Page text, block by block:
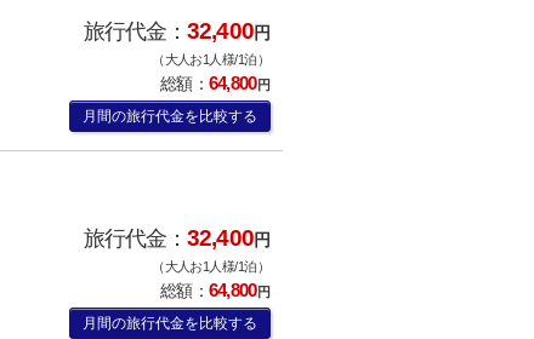
旅行代金：32,400円
（大人お1人様/1泊）
総額： 64,800円
月間の旅行代金を比較する
旅行代金：32,400円
（大人お1人様/1泊）
総額： 64,800円
月間の旅行代金を比較する